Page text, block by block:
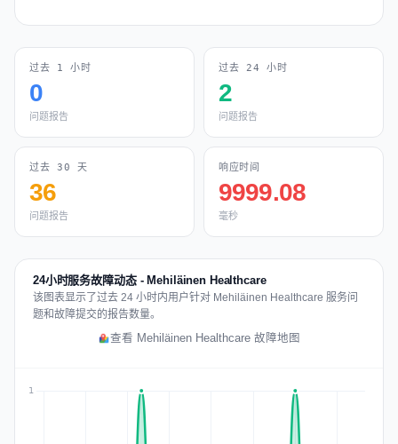
过去 1 小时
0
问题报告
过去 24 小时
2
问题报告
过去 30 天
36
问题报告
响应时间
9999.08
毫秒
24小时服务故障动态 - Mehiläinen Healthcare
该图表显示了过去 24 小时内用户针对 Mehiläinen Healthcare 服务问
题和故障提交的报告数量。
查看 Mehiläinen Healthcare 故障地图